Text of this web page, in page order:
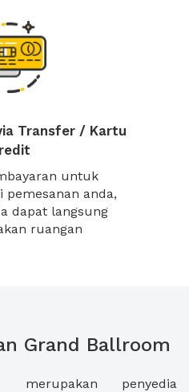
Transfer / Kartu
untuk
pemesanan anda,
dapat langsung
ruangan
Grand Ballroom